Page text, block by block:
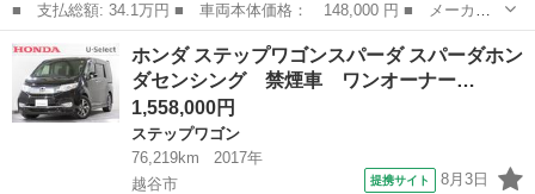
■ 支払総額: 34.1万円 ■ 車両本体価格： 148,000 円 ■ メーカー
名： ホンダ ■ 車種名： ステップワゴン ■ グレード名： Ｇ
Ｌパッケージ 両側パワースライドドア純正ナビ 地デジＴＶ ＥＴ
Ｃ ■ 排気...
東京 町田市 ステップワゴン
ホンダ ステップワゴンスパーダ スパーダホン
ダセンシング 禁煙車 ワンオーナー…
1,558,000円
ステップワゴン
76,219km
2017年
越谷市
提携サイト 8月3日